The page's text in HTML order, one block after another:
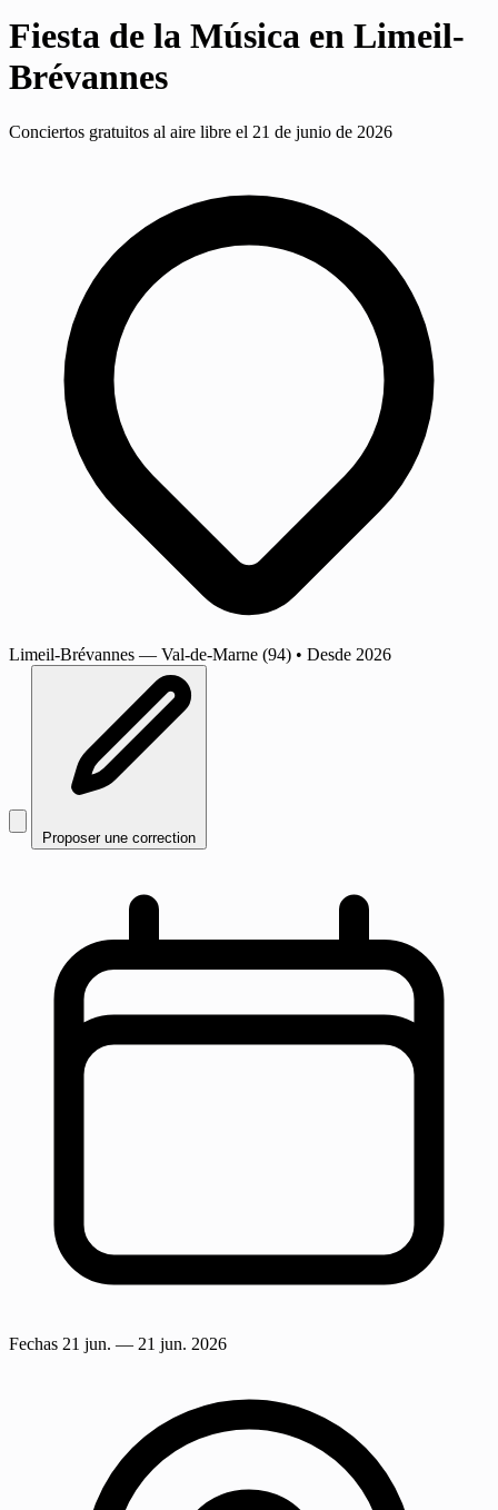
Fiesta de la Música en Limeil-
Brévannes
Conciertos gratuitos al aire libre el 21 de junio de 2026
Limeil-Brévannes — Val-de-Marne (94) • Desde 2026
Proposer une correction
Fechas 21 jun. — 21 jun. 2026